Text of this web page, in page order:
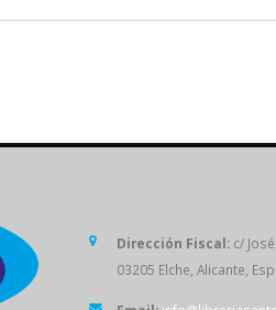
Dirección Fiscal: c/
03205 Elche, Alicante,